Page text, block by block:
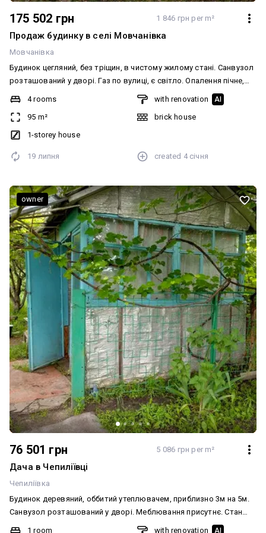
175 502 грн 1 846 грн per m²
Продаж будинку в селі Мовчанівка
Мовчанівка
Будинок цегляний, без тріщин, в чистому жилому стані. Санвузол
розташований у дворі. Газ по вулиці, є світло. Опалення пічне,
дві груби. Колодязь у дворі, але потребує відновлення.
мінімальне. Будинок цегляний, без тріщин. Село Мовчанівка,
відстань до міста Сквира 20 км, до міста Біла Церква 50 км.
кадастровий номер, новий власник зможе приватизувати на
4 rooms
95 m²
1-storey house
with renovation AI
brick house
19 липня created 4 січня
76 501 грн 5 086 грн per m²
Дача в Чепиліївці
Чепиліївка
Будинок деревяний, оббитий утеплювачем, приблизно 3м на 5м.
Санвузол розташований у дворі. Меблювання присутнє. Стан
ремонту не вказано, але є можливість підведення електрики. На
1 room
with renovation AI
owner